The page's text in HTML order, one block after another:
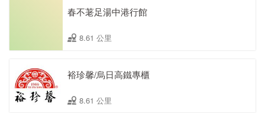
春不荖足湯中港行館
8.61 公里
裕珍馨/烏日高鐵專櫃
8.61 公里